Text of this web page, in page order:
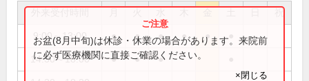
祝
9:00～13:00 ● ● ● ● ●
14:30～18:00 ● ● ●
お盆(8月中旬)は休診・休業の場合があります。来院前
に必ず医療機関に直接ご確認ください。
×閉じる